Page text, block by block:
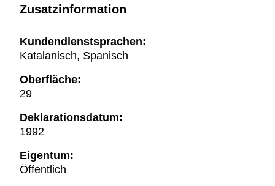
Zusatzinformation
Kundendienstsprachen:
Katalanisch, Spanisch
Oberfläche:
29
Deklarationsdatum:
1992
Eigentum:
Öffentlich